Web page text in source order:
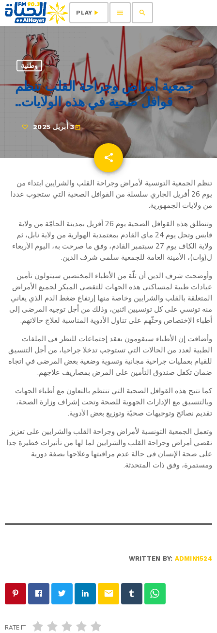
search
menu
play_arrow
PLAY
وطنية
جمعية أمراض وجراحة القلب تنظم
قوافل صحية في هذه الولايات..
today3 أبريل 2025
share
email
تنظم الجمعية التونسية لأمراض وجراحة القلب والشرايين ابتداء من
يوم 26 أفريل الجاري سلسلة من القوافل الصحية التي ستجوب عددا
من ولايات الجمهورية.
وتنطلق هذه القوافل الصحية يوم 26 أفريل بمدينة الحامّة من ولاية
قابس وتحل يوم 24 ماي القادم بمعتمدية الهوارية من ولاية نابل، ثم
ولاية الكاف يوم 27 سبتمبر القادم، وفق ما صرحت به، اليوم الأربعاء
ل(وات)، الأمينة العامة للجمعية سلمى شرف الدين.
وأوضحت شرف الدين أن ثلّة من الأطباء المختصين سيتولون تأمين
عيادات طبية لمتساكني هذه الجهات للتقصي المبكر لجميع الأمراض
المتعلقة بالقلب والشرايين وخاصة منها إرتفاع ضغط الدم الذي يعاني
منه تونسي على كل تونسيين اثنين، وذلك من أجل توجيه المرضى إلى
أطباء الإختصاص وحثّهم على تناول الأدوية المناسبة لعلاج حالاتهم.
وأضافت إن الأطباء سيقومون بعقد إجتماعات للنظر في الملفات
الطبية لعدد من الحالات التي تستوجب تدخلا جراحيا، من أجل التنسيق
للقيام بعمليات جراحية مجانية وتسوية وضعية بعض المرضى في اتجاه
ضمان تكفل صندوق التأمين على المرض بمصاريف علاجهم.
كما تتيح هذه القوافل الصحية التي تنتظم بالتعاون مع أطباء الجهات
وبالتنسيق مع الإدارات الجهوية للصحة وتحت إشراف وزارة الصحة،
تقديم نصائح وتوجيهات صحيّة وتوزيع بعض الأدوية.
وتعمل الجمعية التونسية لأمراض وجراحة القلب والشرايين على تعزيز
تقصي أمراض وجراحة القلب والشرايين لما لها من تأثيرات خطيرة جدا
على صحة الإنسان في حالة عدم مراقبتها وعلاجها بصفة دورية
ومستمرة، وفق ذات المتحدثة.
WRITTEN BY: ADMIN1524
email
RATE IT